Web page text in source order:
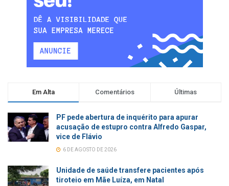
Em Alta Comentários Últimas
PF pede abertura de inquérito para apurar
acusação de estupro contra Alfredo Gaspar,
vice de Flávio
6 DE AGOSTO DE 2026
Unidade de saúde transfere pacientes após
tiroteio em Mãe Luíza, em Natal